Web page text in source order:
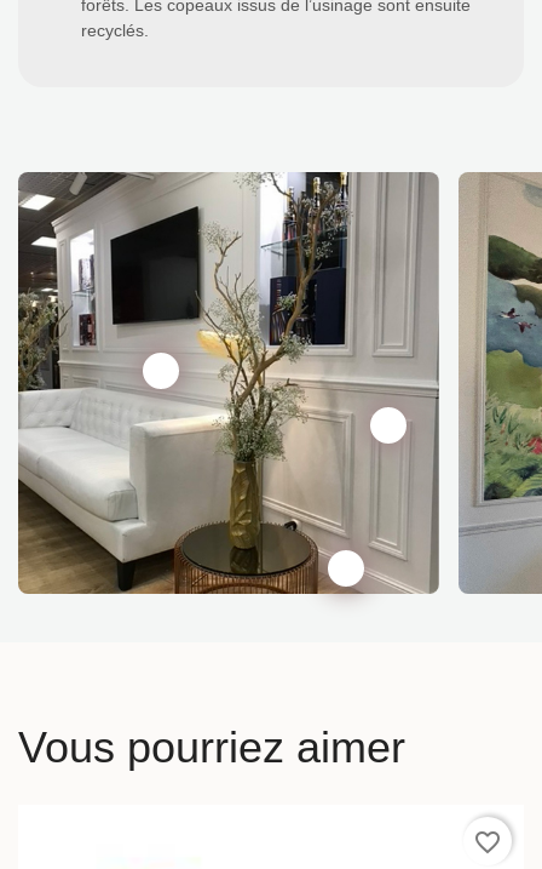
forêts. Les copeaux issus de l’usinage sont ensuite
recyclés.
Vous pourriez aimer
favorite_border